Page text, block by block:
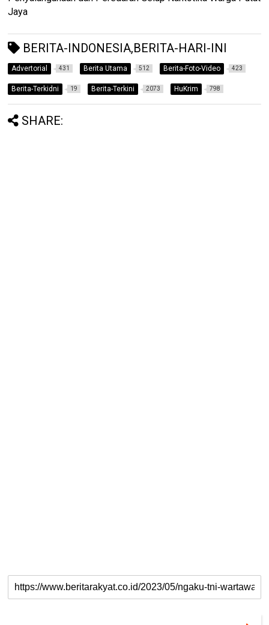
Jaya
BERITA-INDONESIA,BERITA-HARI-INI
Advertorial 431 Berita Utama 512 Berita-Foto-Video 423
Berita-Terkidni 19 Berita-Terkini 2073 HuKrim 798
SHARE: